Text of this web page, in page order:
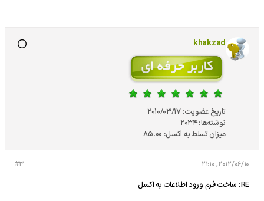
khakzad
تاریخ عضویت: 2010/03/17
نوشته‌ها:2034
میزان تسلط به اکسل: 85.00
#3 2012/06/10, 21:10
RE: ساخت فرم ورود اطلاعات به اکسل